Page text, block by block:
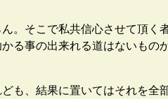
。そこで私共信心させて頂く
る事の出来れる道はないもの
も、結果に置いてはそれを全